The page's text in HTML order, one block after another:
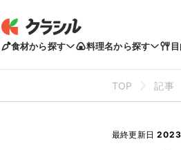
食材から探す 料理名から探す
TOP 記事
最終更新日